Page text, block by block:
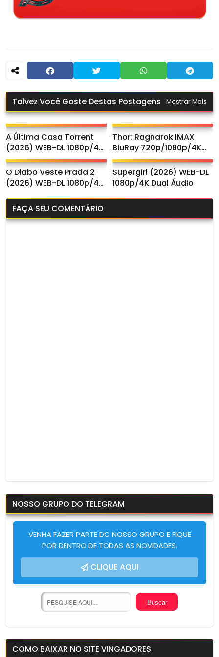
Talvez Você Goste Destas Postagens Mostrar Mais
A Última Casa Torrent
(2026) WEB-DL 1080p/4K
Dual Áudio
Thor: Ragnarok IMAX
BluRay 720p/1080p/4K
Dual Áudio
O Diabo Veste Prada 2
(2026) WEB-DL 1080p/4K
Supergirl (2026) WEB-DL
1080p/4K Dual Áudio
FAÇA SEU COMENTÁRIO
NOSSO GRUPO DO TELEGRAM
VENHA FAZER PARTE DO NOSSO GRUPO E FIQUE
POR DENTRO DE TODAS AS NOVIDADES.
CLIQUE AQUI
COMO BAIXAR NO SITE VINGADORES